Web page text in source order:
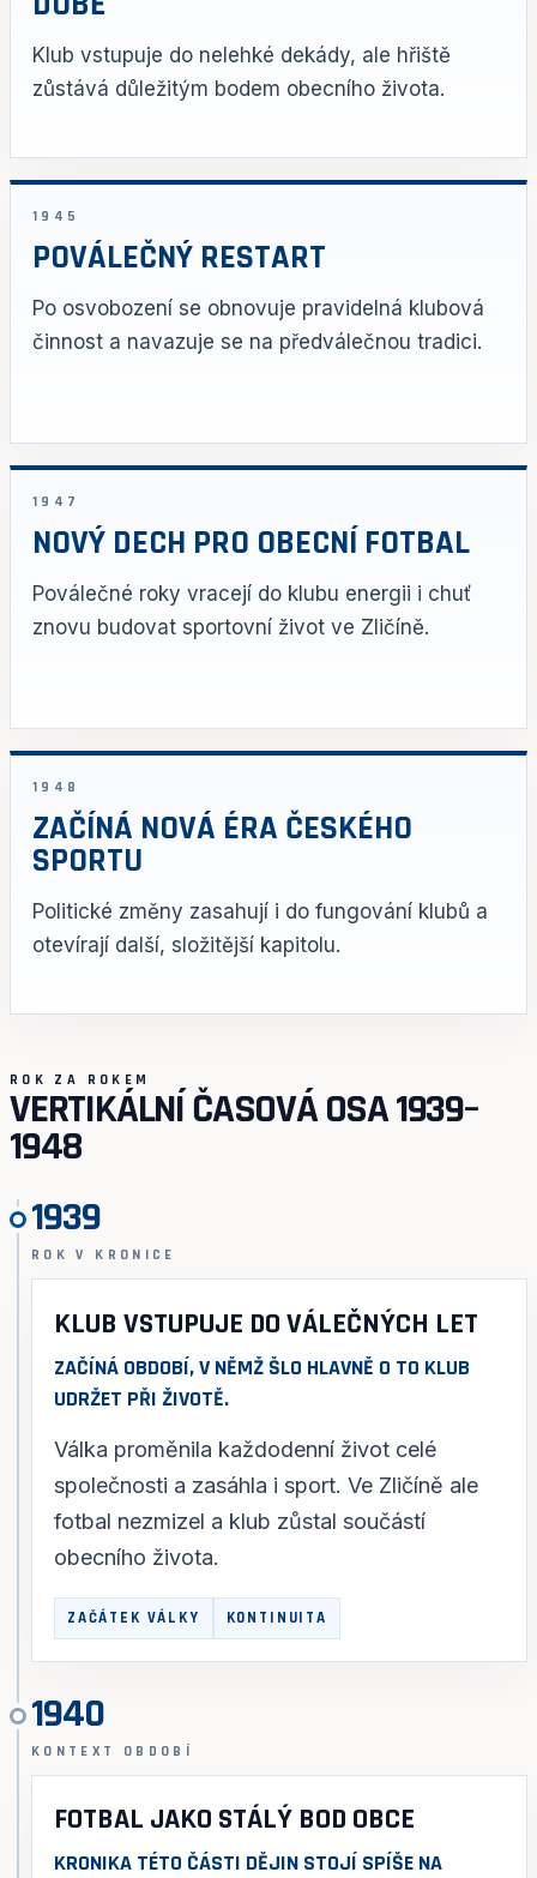
Klub vstupuje do nelehké dekády, ale hřiště
zůstává důležitým bodem obecního života.
1945
POVÁLEČNÝ RESTART
Po osvobození se obnovuje pravidelná klubová
činnost a navazuje se na předválečnou tradici.
1947
NOVÝ DECH PRO OBECNÍ FOTBAL
Poválečné roky vracejí do klubu energii i chuť
znovu budovat sportovní život ve Zličíně.
1948
ZAČÍNÁ NOVÁ ÉRA ČESKÉHO
SPORTU
Politické změny zasahují i do fungování klubů a
otevírají další, složitější kapitolu.
ROK ZA ROKEM
VERTIKÁLNÍ ČASOVÁ OSA 1939–
1948
1939
ROK V KRONICE
KLUB VSTUPUJE DO VÁLEČNÝCH LET
ZAČÍNÁ OBDOBÍ, V NĚMŽ ŠLO HLAVNĚ O TO KLUB
UDRŽET PŘI ŽIVOTĚ.
Válka proměnila každodenní život celé
společnosti a zasáhla i sport. Ve Zličíně ale
fotbal nezmizel a klub zůstal součástí
obecního života.
ZAČÁTEK VÁLKY KONTINUITA
1940
KONTEXT OBDOBÍ
FOTBAL JAKO STÁLÝ BOD OBCE
KRONIKA TÉTO ČÁSTI DĚJIN STOJÍ SPÍŠE NA